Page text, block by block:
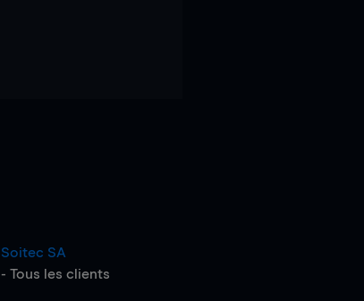
Soitec SA
- Tous les clients